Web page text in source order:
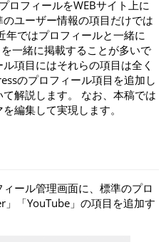
ロフィールをWEBサイト上に
ユーザー情報の項目だけでは
年ではプロフィールと一緒に
一緒に掲載することが多いで
項目にはそれらの項目は全く
のプロフィール項目を追加し
解説します。 なお、本稿では
編集して実現します。
ール管理画面に、標準のプロ
「YouTube」の項目を追加す